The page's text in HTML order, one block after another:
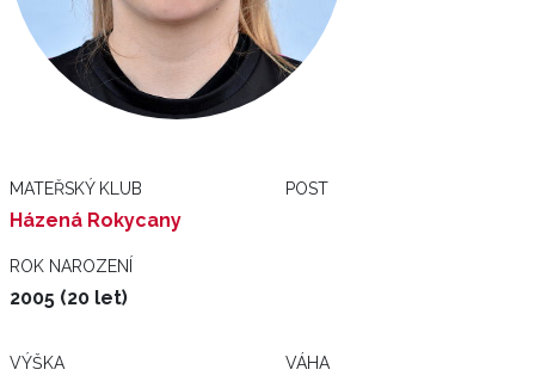
MATEŘSKÝ KLUB
Házená Rokycany
POST
ROK NAROZENÍ
2005 (20 let)
VÝŠKA VÁHA